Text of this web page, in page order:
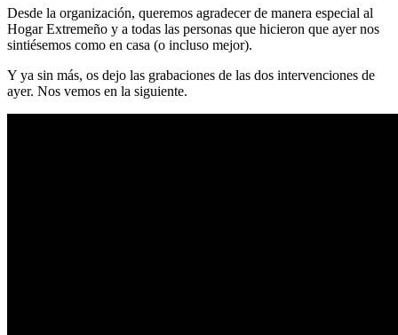
Desde la organización, queremos agradecer de manera especial al
Hogar Extremeño y a todas las personas que hicieron que ayer nos
sintiésemos como en casa (o incluso mejor).
Y ya sin más, os dejo las grabaciones de las dos intervenciones de
ayer. Nos vemos en la siguiente.